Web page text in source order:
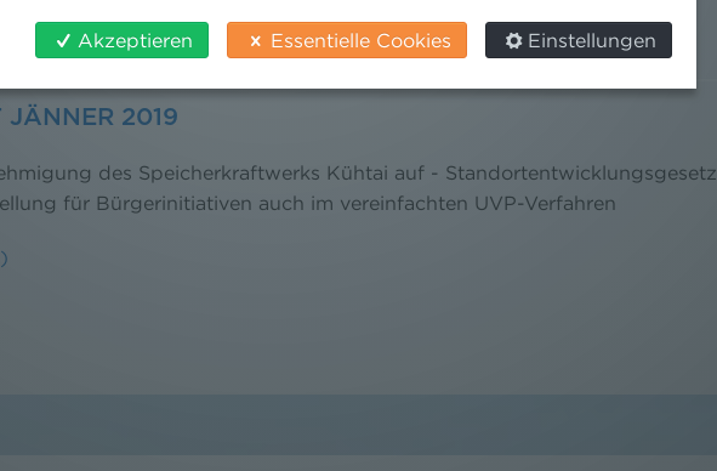
JÄNNER 2019
des Speicherkraftwerks Kühtai auf - Standortentwicklungsgesetz
für Bürgerinitiativen auch im vereinfachten UVP-Verfahren
Akzeptieren Essentielle Cookies Einstellungen